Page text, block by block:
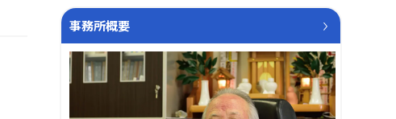
事務所概要